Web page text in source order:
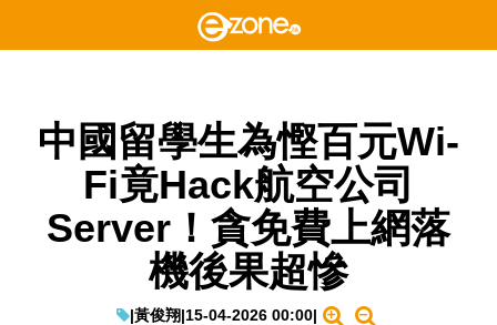
中國留學生為慳百元Wi-
Fi竟Hack航空公司
Server！貪免費上網落
機後果超慘
|黃俊翔|15-04-2026 00:00|